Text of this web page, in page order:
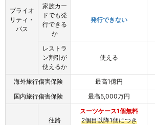
プライオ
リティ・
パス
家族カー
ドでも発
行できる
か
発行できない
レストラ
ン割引が
使えるか
使える
海外旅行傷害保険 最高1億円
国内旅行傷害保険
最高5,000万円
往路
スーツケース1個無料
2個目以降1個につき